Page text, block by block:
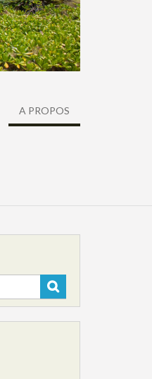
A PROPOS